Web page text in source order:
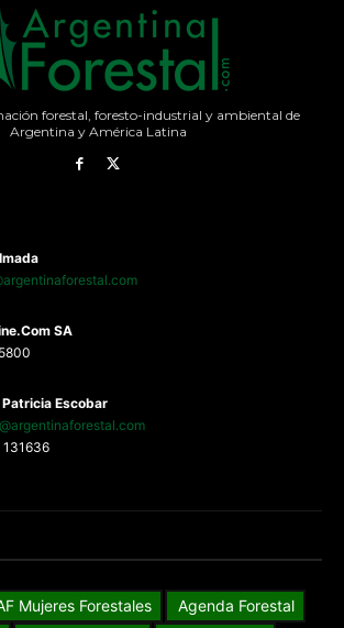
forestal, foresto-industrial y ambiental de
Argentina y América Latina
SA
Escobar
131636
Mujeres Forestales
Agenda Forestal